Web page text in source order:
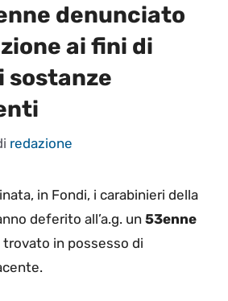
denunciato
ai fini di
sostanze
redazione
in Fondi, i carabinieri della
deferito all’a.g. un 53enne
in possesso di